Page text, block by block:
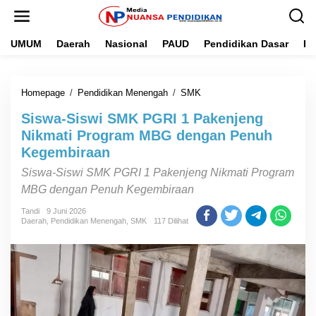
UMUM Daerah Nasional PAUD Pendidikan Dasar
Homepage / Pendidikan Menengah / SMK
s
w
a
S
i
w
M
K
P
G
R
I
Siswa-Siswi SMK PGRI 1 Pakenjeng
Nikmati Program MBG dengan Penuh
Kegembiraan
Siswa-Siswi SMK PGRI 1 Pakenjeng Nikmati Program
MBG dengan Penuh Kegembiraan
Tandi
9 Juni 2026
Daerah Pendidikan Menengah SMK 117 Dilihat